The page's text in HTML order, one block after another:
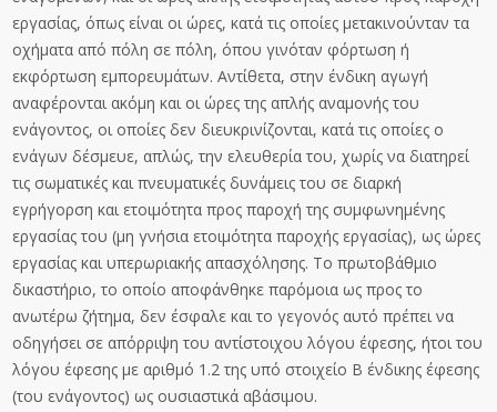
εργασίας, όπως είναι οι ώρες, κατά τις οποίες μετακινούνταν τα
οχήματα από πόλη σε πόλη, όπου γινόταν φόρτωση ή
εκφόρτωση εμπορευμάτων. Αντίθετα, στην ένδικη αγωγή
αναφέρονται ακόμη και οι ώρες της απλής αναμονής του
ενάγοντος, οι οποίες δεν διευκρινίζονται, κατά τις οποίες ο
ενάγων δέσμευε, απλώς, την ελευθερία του, χωρίς να διατηρεί
τις σωματικές και πνευματικές δυνάμεις του σε διαρκή
εγρήγορση και ετοιμότητα προς παροχή της συμφωνημένης
εργασίας του (μη γνήσια ετοιμότητα παροχής εργασίας), ως ώρες
εργασίας και υπερωριακής απασχόλησης. Το πρωτοβάθμιο
δικαστήριο, το οποίο αποφάνθηκε παρόμοια ως προς το
ανωτέρω ζήτημα, δεν έσφαλε και το γεγονός αυτό πρέπει να
οδηγήσει σε απόρριψη του αντίστοιχου λόγου έφεσης, ήτοι του
λόγου έφεσης με αριθμό 1.2 της υπό στοιχείο Β ένδικης έφεσης
(του ενάγοντος) ως ουσιαστικά αβάσιμου.